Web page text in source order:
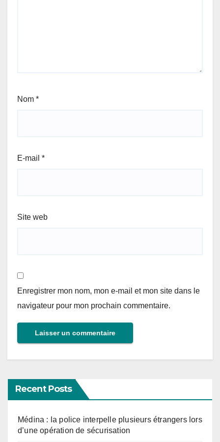
Nom *
E-mail *
Site web
Enregistrer mon nom, mon e-mail et mon site dans le
navigateur pour mon prochain commentaire.
Recent Posts
Médina : la police interpelle plusieurs étrangers lors
d’une opération de sécurisation